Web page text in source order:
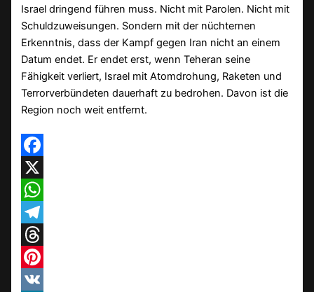
Israel dringend führen muss. Nicht mit Parolen. Nicht mit
Schuldzuweisungen. Sondern mit der nüchternen
Erkenntnis, dass der Kampf gegen Iran nicht an einem
Datum endet. Er endet erst, wenn Teheran seine
Fähigkeit verliert, Israel mit Atomdrohung, Raketen und
Terrorverbündeten dauerhaft zu bedrohen. Davon ist die
Region noch weit entfernt.
Facebook
X
WhatsApp
Telegram
Threads
Pinterest